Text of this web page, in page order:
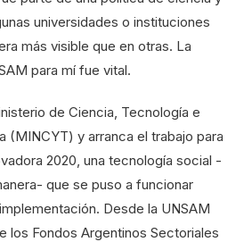
universidades o instituciones
más visible que en otras. La
para mí fue vital.
de Ciencia, Tecnología e
(MINCYT) y arranca el trabajo para
2020, una tecnología social -
que se puso a funcionar
Desde la UNSAM
los Fondos Argentinos Sectoriales